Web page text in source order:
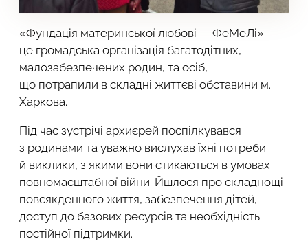
«Фундація материнської любові — ФеМеЛі» —
це громадська організація багатодітних,
малозабезпечених родин, та осіб,
що потрапили в складні життєві обставини м.
Харкова.
Під час зустрічі архиєрей поспілкувався
з родинами та уважно вислухав їхні потреби
й виклики, з якими вони стикаються в умовах
повномасштабної війни. Йшлося про складнощі
повсякденного життя, забезпечення дітей,
доступ до базових ресурсів та необхідність
постійної підтримки.